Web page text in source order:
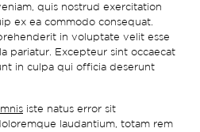
quis nostrud exercitation
ex ea commodo consequat.
in voluptate velit esse
pariatur. Excepteur sint occaecat
in culpa qui officia deserunt
iste natus error sit
laudantium, totam rem